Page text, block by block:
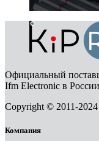
Официальный
Ifm Electronic в России
Copyright © 2011-
Компания